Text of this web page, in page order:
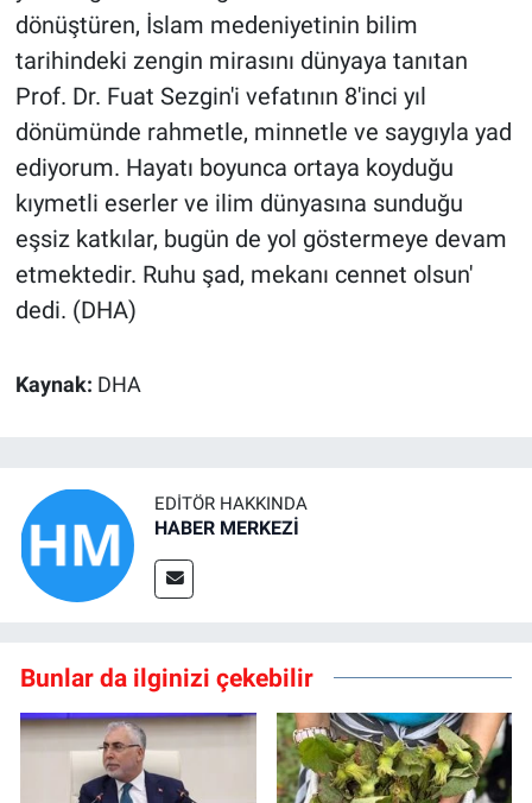
dönüştüren, İslam medeniyetinin bilim
tarihindeki zengin mirasını dünyaya tanıtan
Prof. Dr. Fuat Sezgin'i vefatının 8'inci yıl
dönümünde rahmetle, minnetle ve saygıyla yad
ediyorum. Hayatı boyunca ortaya koyduğu
kıymetli eserler ve ilim dünyasına sunduğu
eşsiz katkılar, bugün de yol göstermeye devam
etmektedir. Ruhu şad, mekanı cennet olsun'
dedi. (DHA)
Kaynak: DHA
EDITÖR HAKKINDA
HABER MERKEZİ
Bunlar da ilginizi çekebilir